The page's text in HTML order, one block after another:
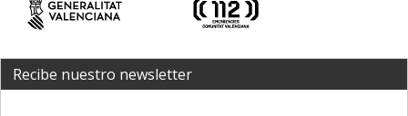
Recibe nuestro newsletter